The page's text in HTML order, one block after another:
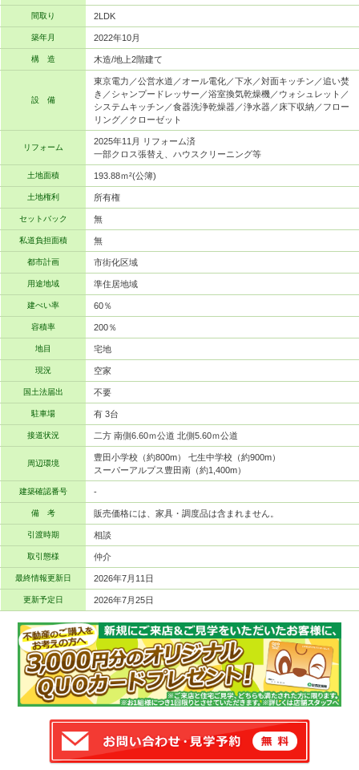
間取り 2LDK
築年月 2022年10月
構 造 木造/地上2階建て
設 備
東京電力／公営水道／オール電化／下水／対面キッチン／追い焚
き／シャンプードレッサー／浴室換気乾燥機／ウォシュレット／
システムキッチン／食器洗浄乾燥器／浄水器／床下収納／フロー
リング／クローゼット
リフォーム
2025年11月 リフォーム済
一部クロス張替え、ハウスクリーニング等
土地面積 193.88ｍ²(公簿)
土地権利 所有権
セットバック 無
私道負担面積 無
都市計画 市街化区域
用途地域 準住居地域
建ぺい率 60％
容積率 200％
地目 宅地
現況 空家
国土法届出 不要
駐車場 有 3台
接道状況 二方 南側6.60ｍ公道 北側5.60ｍ公道
周辺環境
豊田小学校（約800m） 七生中学校（約900m）
スーパーアルプス豊田南（約1,400m）
建築確認番号 -
備 考 販売価格には、家具・調度品は含まれません。
引渡時期 相談
取引態様 仲介
最終情報更新日 2026年7月11日
更新予定日 2026年7月25日